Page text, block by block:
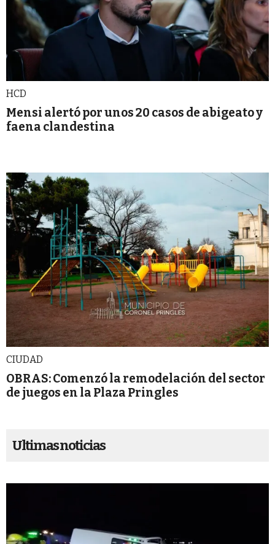
HCD
Mensi alertó por unos 20 casos de abigeato y
faena clandestina
CIUDAD
OBRAS: Comenzó la remodelación del sector
de juegos en la Plaza Pringles
Ultimas noticias